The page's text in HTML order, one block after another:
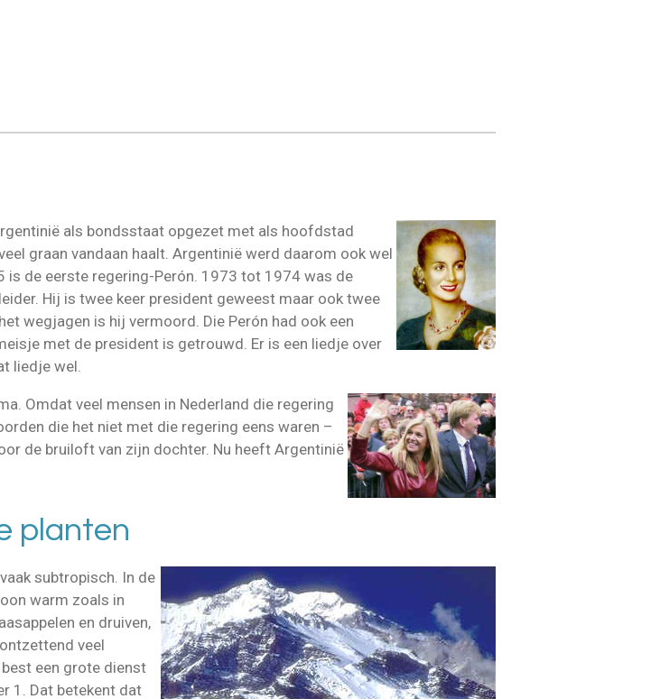
als bondsstaat opgezet met als hoofdstad
graan vandaan haalt. Argentinië werd daarom ook wel
is de eerste regering-Perón. 1973 tot 1974 was de
Hij is twee keer president geweest maar ook twee
wegjagen is hij vermoord. Die Perón had ook een
met de president is getrouwd. Er is een liedje over
liedje wel.
Omdat veel mensen in Nederland die regering
die het niet met die regering eens waren –
de bruiloft van zijn dochter. Nu heeft Argentinië
planten
subtropisch. In de
warm zoals in
en druiven,
veel
een grote dienst
1. Dat betekent dat